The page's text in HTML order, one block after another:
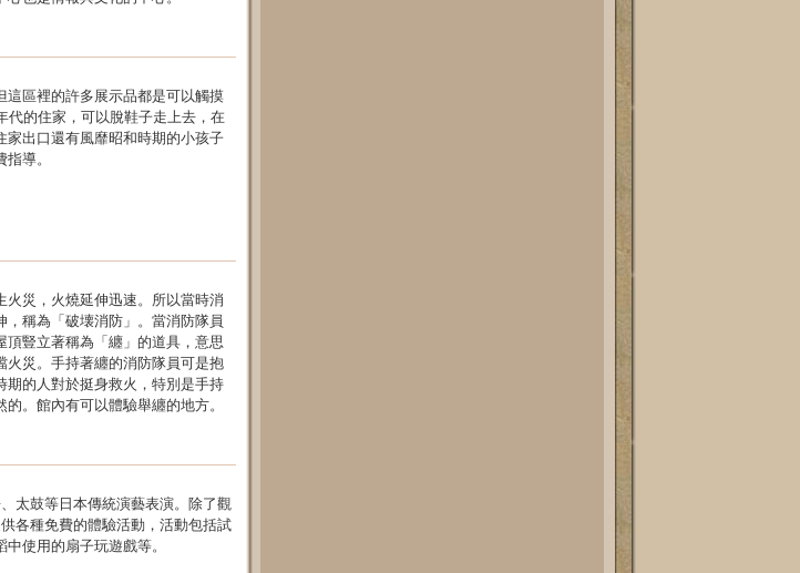
這區裡的許多展示品都是可以觸摸
代的住家，可以脫鞋子走上去，在
家出口還有風靡昭和時期的小孩子
導。
災，火燒延伸迅速。所以當時消
稱為「破壊消防」。當消防隊員
豎立著稱為「纏」的道具，意思
火災。手持著纏的消防隊員可是抱
期的人對於挺身救火，特別是手持
。館內有可以體驗舉纏的地方。
太鼓等日本傳統演藝表演。除了觀
各種免費的體驗活動，活動包括試
使用的扇子玩遊戲等。